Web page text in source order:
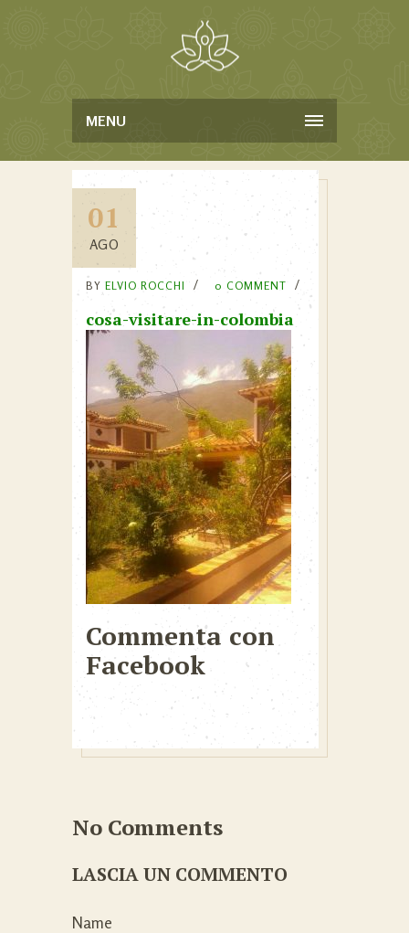
MENU
01
AGO
BY ELVIO ROCCHI 0 COMMENT
cosa-visitare-in-colombia
Commenta con
Facebook
No Comments
LASCIA UN COMMENTO
Name